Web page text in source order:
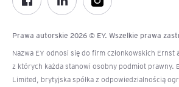
Prawa autorskie 2026 © EY. Wszelkie prawa
Nazwa EY odnosi się do firm członkowskich Ernst
z których każda stanowi osobny podmiot prawny.
Limited, brytyjska spółka z odpowiedzialnością